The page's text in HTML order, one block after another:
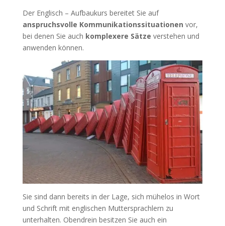
Der Englisch – Aufbaukurs bereitet Sie auf
anspruchsvolle Kommunikationssituationen vor,
bei denen Sie auch komplexere Sätze verstehen und
anwenden können.
Sie sind dann bereits in der Lage, sich mühelos in Wort
und Schrift mit englischen Muttersprachlern zu
unterhalten. Obendrein besitzen Sie auch ein